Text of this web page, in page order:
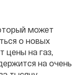
может
о новых
цены на газ,
на очень